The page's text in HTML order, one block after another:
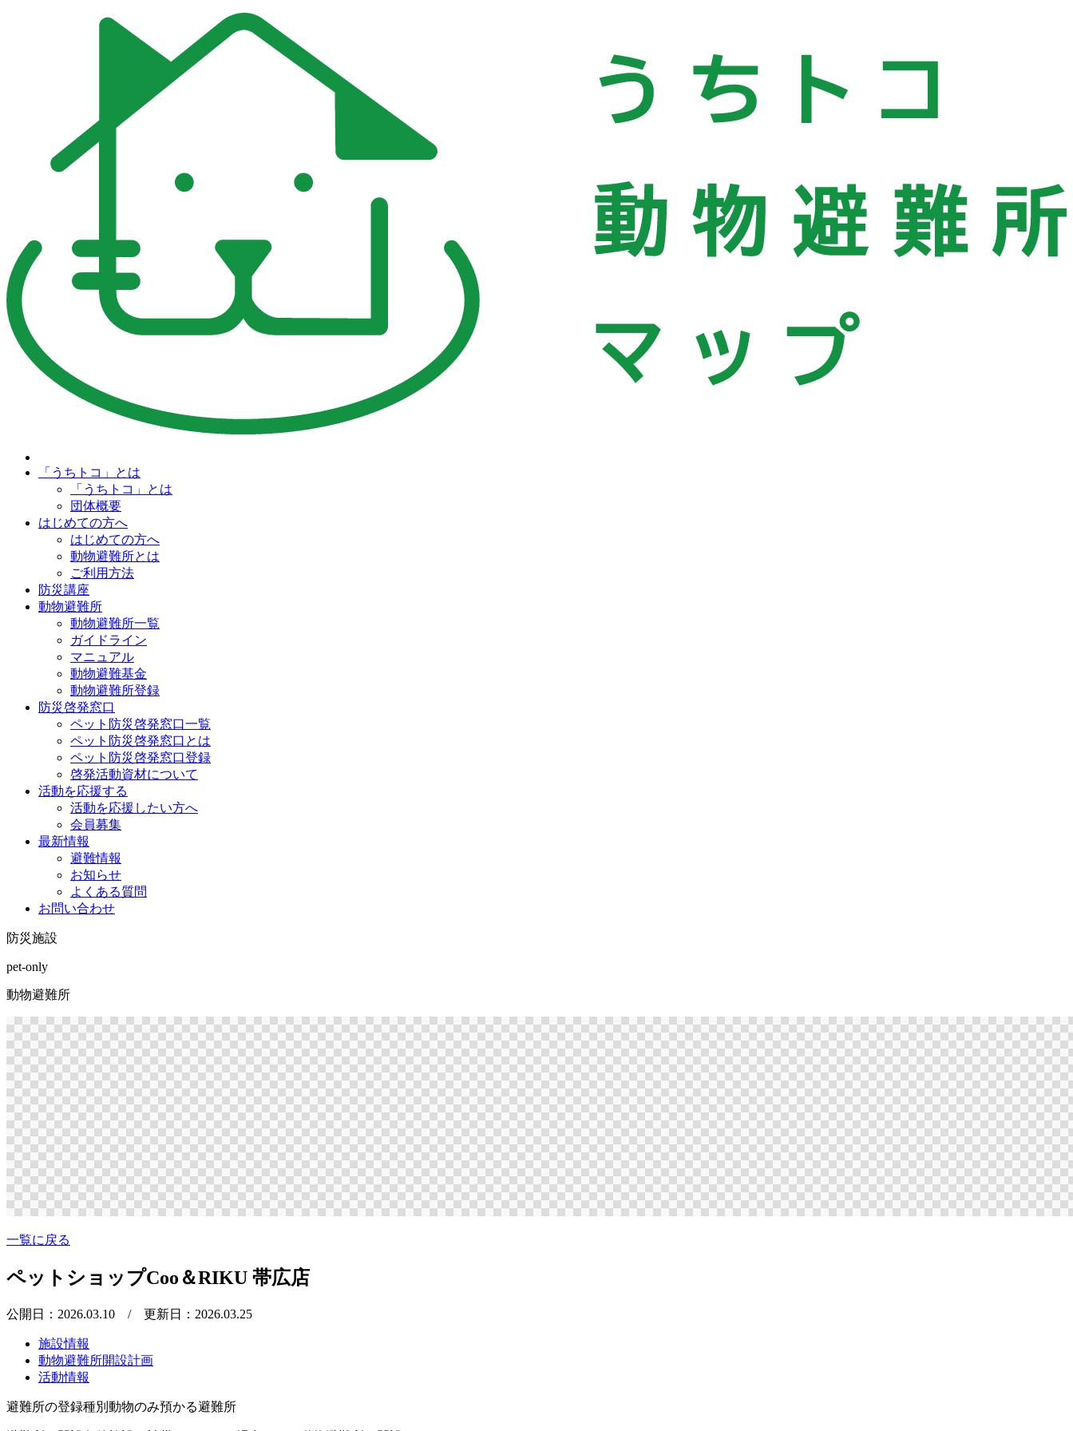
「うちトコ」とは
「うちトコ」とは
団体概要
はじめての方へ
はじめての方へ
動物避難所とは
ご利用方法
防災講座
動物避難所
動物避難所一覧
ガイドライン
マニュアル
動物避難基金
動物避難所登録
防災啓発窓口
ペット防災啓発窓口一覧
ペット防災啓発窓口とは
ペット防災啓発窓口登録
啓発活動資材について
活動を応援する
活動を応援したい方へ
会員募集
最新情報
避難情報
お知らせ
よくある質問
お問い合わせ
防災施設
pet-only
動物避難所
一覧に戻る
ペットショップCoo＆RIKU 帯広店
公開日：2026.03.10 / 更新日：2026.03.25
施設情報
動物避難所開設計画
活動情報
避難所の登録種別 動物のみ預かる避難所